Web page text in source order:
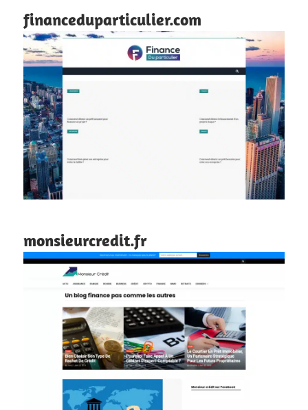
financeduparticulier.com
monsieurcredit.fr